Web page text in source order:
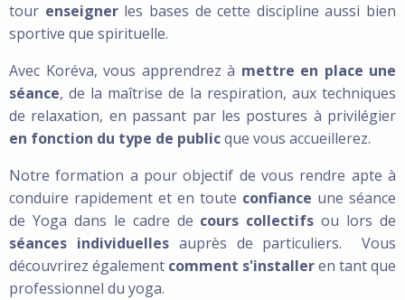
tour enseignerles bases de cette discipline aussi bien
sportive que spirituelle.
Avec Koréva, vous apprendrez à mettre en place une
séance, de la maîtrise de la respiration, aux techniques
de relaxation, en passant par les postures à privilégier
en fonction du type de publicque vous accueillerez.
Notre formation a pour objectif de vous rendre apte à
conduire rapidement et en toute confiance une séance
de Yoga dans le cadre de cours collectifs ou lors de
séances individuellesauprès de particuliers. Vous
découvrirez également comment s'installeren tant que
professionnel du yoga.